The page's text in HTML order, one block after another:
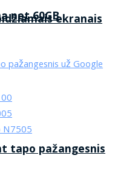
net 60GB
tapo pažangesnis
ekranais
N7505